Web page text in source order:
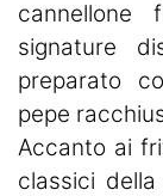
signature
preparato
pepe
Accanto ai
classici